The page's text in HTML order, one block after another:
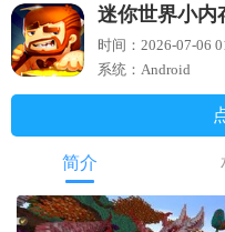
奥特曼王
地铁跑酷
迷你世界小内
时间：2026-07-06
系统：Android
简介